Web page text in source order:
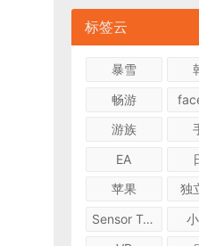
标签云
暴雪
畅游
游族
EA
苹果
独
Sensor Tower